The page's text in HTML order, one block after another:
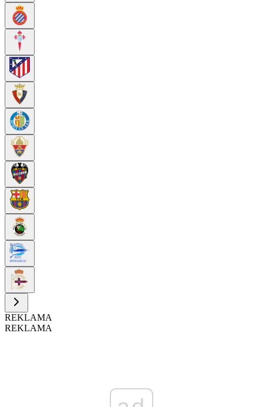
REKLAMA
REKLAMA